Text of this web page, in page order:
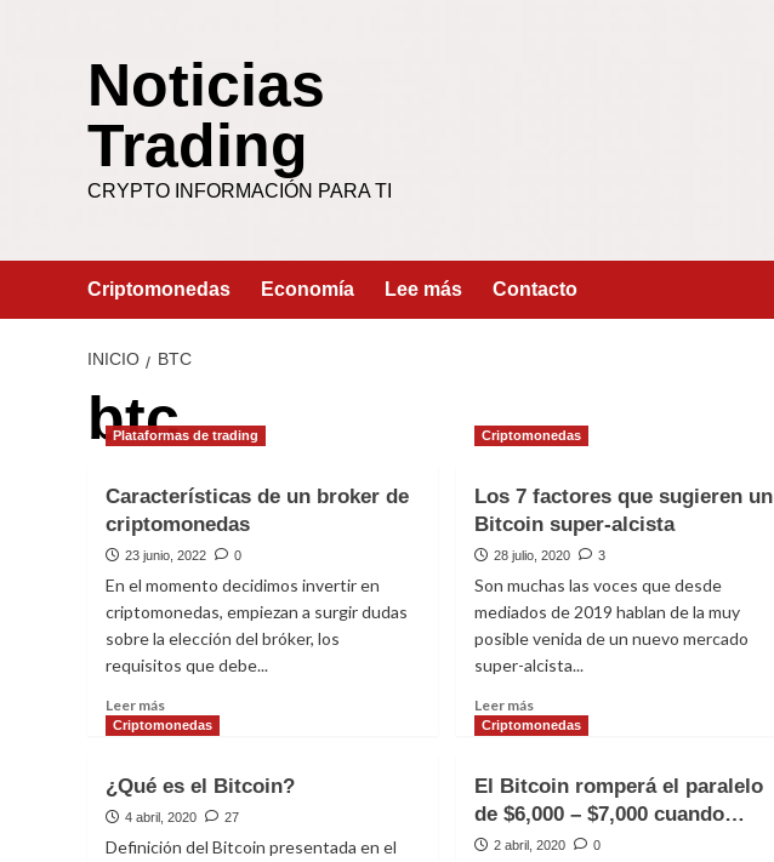
Noticias
Trading
CRYPTO INFORMACIÓN PARA TI
Criptomonedas Economía Lee más Contacto
INICIO BTC
btc
Plataformas de trading
Características de un broker de
criptomonedas
23 junio, 2022 0
En el momento decidimos invertir en
criptomonedas, empiezan a surgir dudas
sobre la elección del bróker, los
requisitos que debe...
Leer más
más
de
un
broker
Criptomonedas
Los 7 factores que sugieren un
Bitcoin super-alcista
28 julio, 2020 3
Son muchas las voces que desde
mediados de 2019 hablan de la muy
posible venida de un nuevo mercado
super-alcista...
Leer másLeer
más
7
factores
que
Criptomonedas
¿Qué es el Bitcoin?
4 abril, 2020 27
Definición del Bitcoin presentada en el
Criptomonedas
El Bitcoin romperá el paralelo
de $6,000 – $7,000 cuando…
2 abril, 2020 0